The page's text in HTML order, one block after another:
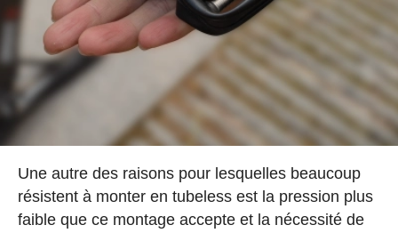
Une autre des raisons pour lesquelles beaucoup
résistent à monter en tubeless est la pression plus
faible que ce montage accepte et la nécessité de